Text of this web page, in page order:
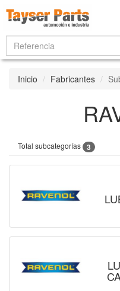
Inicio Fabricantes
Total subcategorías 3